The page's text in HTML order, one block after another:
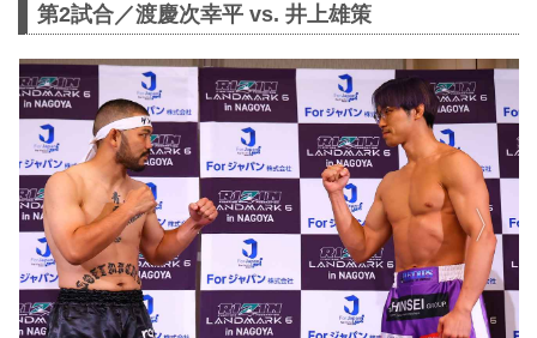
第2試合／渡慶次幸平 vs. 井上雄策